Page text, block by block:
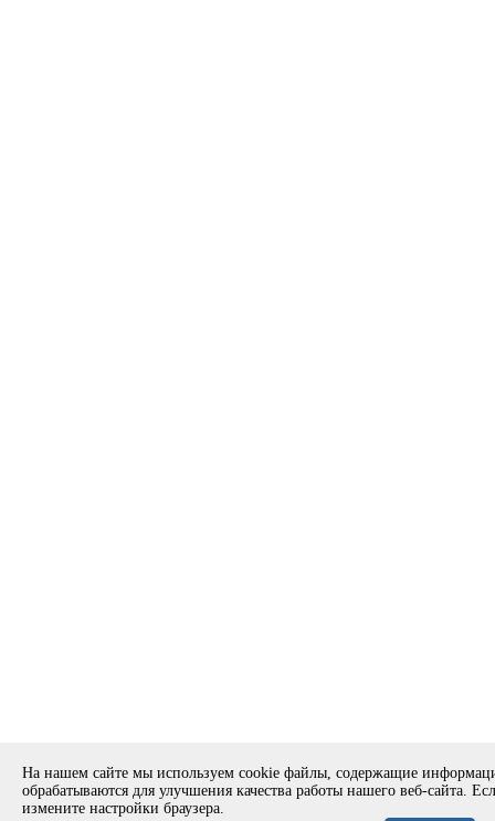
На нашем сайте мы используем cookie файлы, содержащие
обрабатываются для улучшения качества работы нашего веб-сайта.
измените настройки браузера.